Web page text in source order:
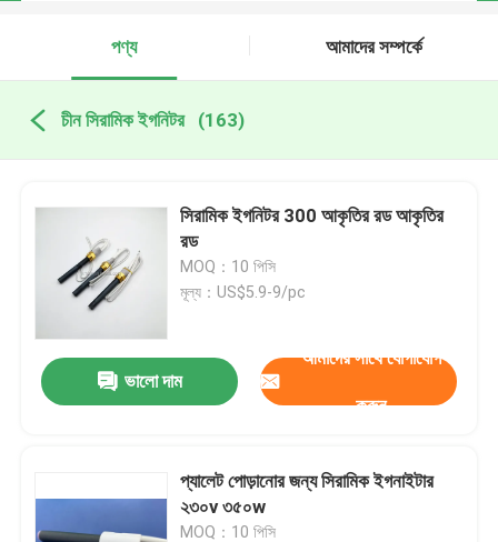
পণ্য আমাদের সম্পর্কে
চীন সিরামিক ইগনিটর (163)
সিরামিক ইগনিটর 300 আকৃতির রড আকৃতির
রড
MOQ：10 পিসি
মূল্য：US$5.9-9/pc
ভালো দাম
আমাদের সাথে যোগাযোগ
করুন
প্যালেট পোড়ানোর জন্য সিরামিক ইগনাইটার
২৩০v ৩৫০w
MOQ：10 পিসি